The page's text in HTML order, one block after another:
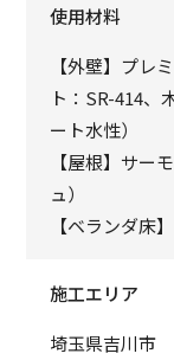
使用材料
【外壁】プレ
ト：SR-414、
ート水性）
【屋根】サー
ュ）
【ベランダ床
施工エリア
埼玉県吉川市